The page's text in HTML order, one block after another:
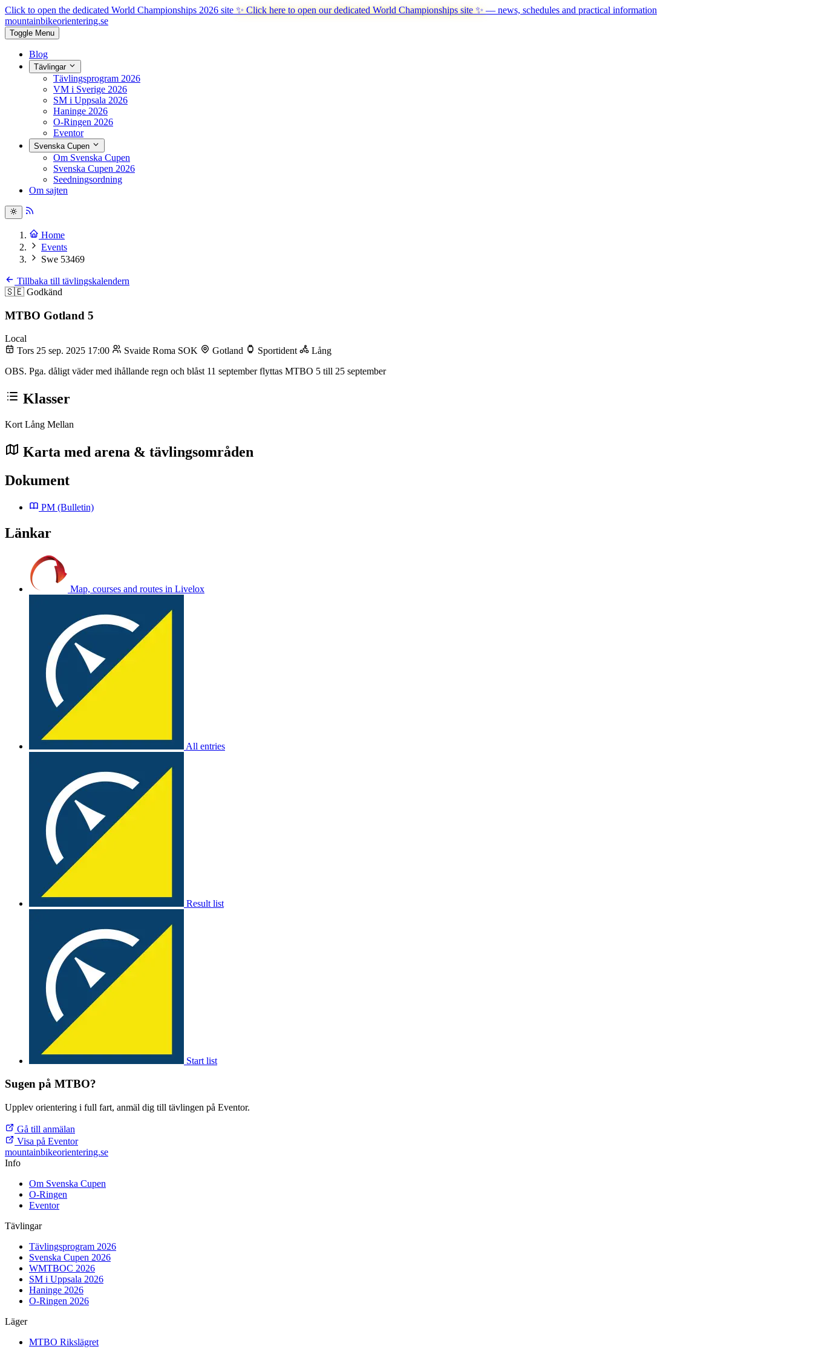
Click to open the dedicated World Championships 2026 site ✨ Click here to open our dedicated World Championships site ✨ — news, schedules and practical information
mountainbikeorientering.se
Toggle Menu
Blog
Tävlingar
Tävlingsprogram 2026
VM i Sverige 2026
SM i Uppsala 2026
Haninge 2026
O-Ringen 2026
Eventor
Svenska Cupen
Om Svenska Cupen
Svenska Cupen 2026
Seedningsordning
Om sajten
Home
Events
Swe 53469
Tillbaka till tävlingskalendern
🇸🇪 Godkänd
MTBO Gotland 5
Local
Tors 25 sep. 2025 17:00
Svaide Roma SOK Gotland Sportident
Lång
OBS. Pga. dåligt väder med ihållande regn och blåst 11 september flyttas MTBO 5 till 25 september
Klasser
Kort Lång Mellan
Karta med arena & tävlingsområden
Dokument
PM (Bulletin)
Länkar
Map, courses and routes in Livelox
All entries
Result list
Start list
Sugen på MTBO?
Upplev orientering i full fart, anmäl dig till tävlingen på Eventor.
Gå till anmälan
Visa på Eventor
mountainbikeorientering.se
Info
Om Svenska Cupen
O-Ringen
Eventor
Tävlingar
Tävlingsprogram 2026
Svenska Cupen 2026
WMTBOC 2026
SM i Uppsala 2026
Haninge 2026
O-Ringen 2026
Läger
MTBO Rikslägret